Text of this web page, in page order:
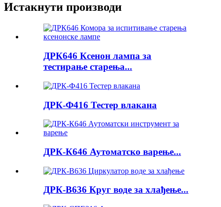
Истакнути производи
ДРК646 Ксенон лампа за
тестирање старења...
ДРК-Ф416 Тестер влакана
ДРК-К646 Аутоматско варење...
ДРК-В636 Круг воде за хлађење...